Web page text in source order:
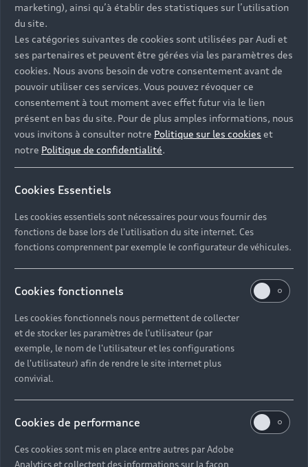
marketing), ainsi qu’à établir des statistiques sur l’utilisation
du site.
Les catégories suivantes de cookies sont utilisées par Audi et
ses partenaires et peuvent être gérées via les paramètres des
cookies. Nous avons besoin de votre consentement avant de
pouvoir utiliser ces services. Vous pouvez révoquer ce
consentement à tout moment avec effet futur via le lien
présent en bas du site. Pour de plus amples informations, nous
vous invitons à consulter notre Politique sur les cookies et
notre Politique de confidentialité.
Cookies Essentiels
Les cookies essentiels sont nécessaires pour vous fournir des
fonctions de base lors de l'utilisation du site internet. Ces
fonctions comprennent par exemple le configurateur de véhicules.
Cookies fonctionnels
Les cookies fonctionnels nous permettent de collecter
et de stocker les paramètres de l'utilisateur (par
exemple, le nom de l'utilisateur et les configurations
de l'utilisateur) afin de rendre le site internet plus
convivial.
Cookies de performance
Ces cookies sont mis en place entre autres par Adobe
Analytics et collectent des informations sur la façon
Votre devis en quelques clics
Suivez ces étapes pour accéder à notre catalogue de
prestations adapté à votre Audi, prendre rendez-vous
et payer en toute simplicité.
Se munir de son numéro d’immatriculation
Sélectionner le Partenaire proche de chez soi
Ajouter les prestations au panier selon ses
besoins
Prendre rendez-vous en ligne au créneau de son
choix
Payer en ligne rapidement et de manière
sécurisée